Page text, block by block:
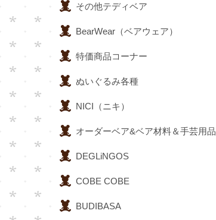
その他テディベア
BearWear（ベアウェア）
特価商品コーナー
ぬいぐるみ各種
NICI（ニキ）
オーダーベア&ベア材料＆手芸用品
DEGLiNGOS
COBE COBE
BUDIBASA